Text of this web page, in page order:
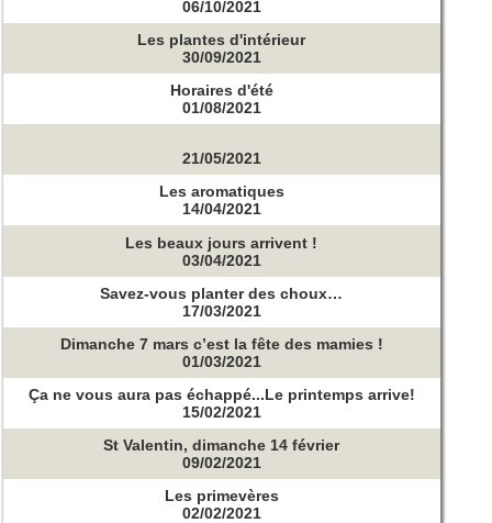
06/10/2021
Les plantes d'intérieur
30/09/2021
Horaires d'été
01/08/2021
21/05/2021
Les aromatiques
14/04/2021
Les beaux jours arrivent !
03/04/2021
Savez-vous planter des choux…
17/03/2021
Dimanche 7 mars c’est la fête des mamies !
01/03/2021
Ça ne vous aura pas échappé...Le printemps arrive!
15/02/2021
St Valentin, dimanche 14 février
09/02/2021
Les primevères
02/02/2021